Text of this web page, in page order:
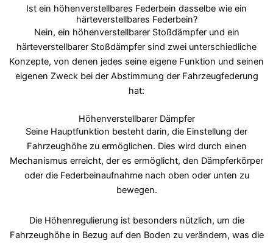
Ist ein höhenverstellbares Federbein dasselbe wie ein
härteverstellbares Federbein?
Nein, ein höhenverstellbarer Stoßdämpfer und ein
härteverstellbarer Stoßdämpfer sind zwei unterschiedliche
Konzepte, von denen jedes seine eigene Funktion und seinen
eigenen Zweck bei der Abstimmung der Fahrzeugfederung
hat:
Höhenverstellbarer Dämpfer
Seine Hauptfunktion besteht darin, die Einstellung der
Fahrzeughöhe zu ermöglichen. Dies wird durch einen
Mechanismus erreicht, der es ermöglicht, den Dämpferkörper
oder die Federbeinaufnahme nach oben oder unten zu
bewegen.
Die Höhenregulierung ist besonders nützlich, um die
Fahrzeughöhe in Bezug auf den Boden zu verändern, was die